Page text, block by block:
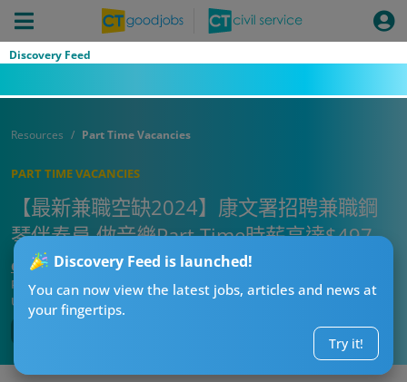
Discovery Feed
Discovery Feed is launched!
You can now view the latest jobs, articles and news at
your fingertips.
Try it!
Resources Part Time Vacancies
PART TIME VACANCIES
【最新兼職空缺2024】康文署招聘兼職鋼
琴伴奏員 做音樂Part Time時薪高達$497
CTgoodjobs’ Editor
Published:
2024-04-18
Updated:
2024-04-18 10:32